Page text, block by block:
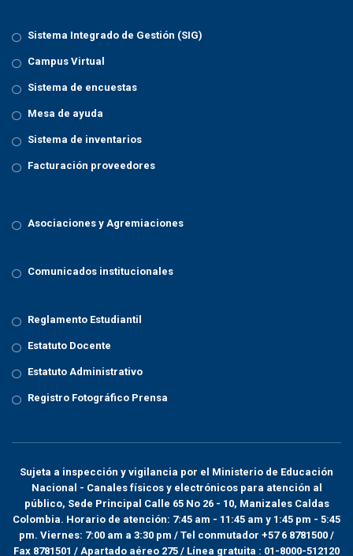
Sistema Integrado de Gestión (SIG)
Campus Virtual
Sistema de encuestas
Mesa de ayuda
Sistema de inventarios
Facturación proveedores
Asociaciones y Agremiaciones
Comunicados institucionales
Reglamento Estudiantil
Estatuto Docente
Estatuto Administrativo
Registro Fotográfico Prensa
Sujeta a inspección y vigilancia por el Ministerio de Educación
Nacional - Canales físicos y electrónicos para atención al
público, Sede Principal Calle 65 No 26 - 10, Manizales Caldas
Colombia. Horario de atención: 7:45 am - 11:45 am y 1:45 pm - 5:45
pm. Viernes: 7:00 am a 3:30 pm / Tel conmutador +57 6 8781500 /
Fax 8781501 / Apartado aéreo 275 / Línea gratuita : 01-8000-512120